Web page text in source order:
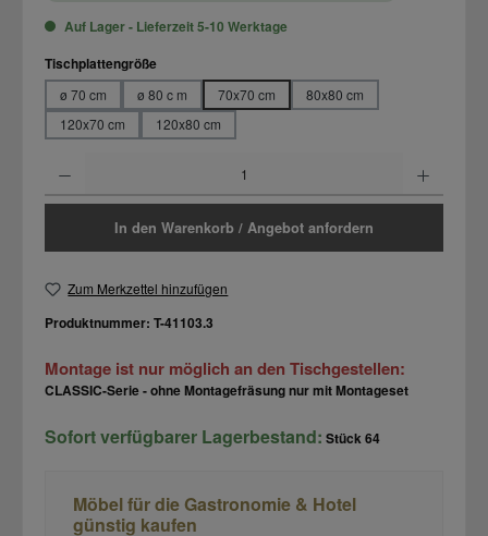
Auf Lager - Lieferzeit 5-10 Werktage
Tischplattengrößeauswählen
ø 70 cm ø 80 c m 70x70 cm
80x80 cm
120x70 cm
120x80 cm
In den Warenkorb / Angebot anfordern
Zum Merkzettel hinzufügen
Produktnummer: T-41103.3
Montage ist nur möglich an den Tischgestellen:
CLASSIC-Serie - ohne Montagefräsung nur mit Montageset
Sofort verfügbarer Lagerbestand: Stück64
Möbel für die Gastronomie & Hotel
günstig kaufen